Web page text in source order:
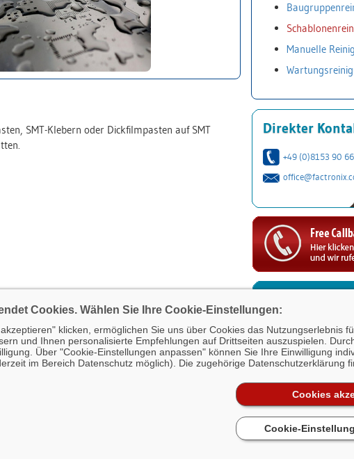
Cookies. Wählen Sie Ihre Cookie-Einstellungen:
klicken, ermöglichen Sie uns über Cookies das Nutzungserlebnis
und Ihnen personalisierte Empfehlungen auf Drittseiten auszuspielen.
Über "Cookie-Einstellungen anpassen" können Sie Ihre Einwilligung
im Bereich Datenschutz möglich). Die zugehörige Datenschutzerklärung
Cookies
Cookie-
SMT-Klebern oder Dickfilmpasten auf SMT
Manuelle
Direkter
+49 (0)8153 90
Datenschutz·Fragen und Antworten -